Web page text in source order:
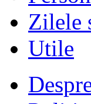
Zilele
Utile